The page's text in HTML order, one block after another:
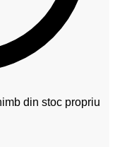
din stoc propriu